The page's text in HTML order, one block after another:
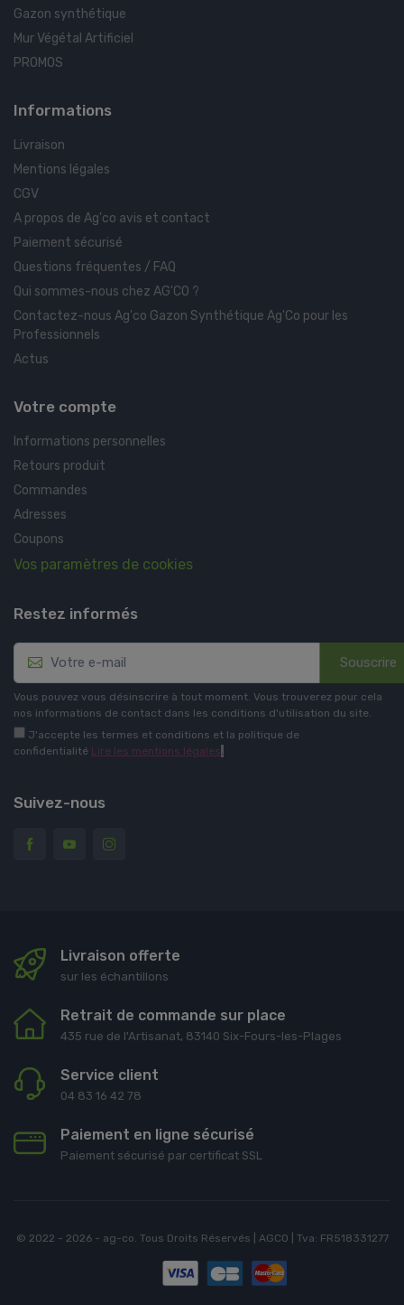
Gazon synthétique
Mur Végétal Artificiel
PROMOS
Informations
Livraison
Mentions légales
CGV
A propos de Ag'co avis et contact
Paiement sécurisé
Questions fréquentes / FAQ
Qui sommes-nous chez AG'CO ?
Contactez-nous Ag'co Gazon Synthétique Ag'Co pour les
Professionnels
Actus
Votre compte
Informations personnelles
Retours produit
Commandes
Adresses
Coupons
Vos paramètres de cookies
Restez informés
Souscrire
Vous pouvez vous désinscrire à tout moment. Vous trouverez pour cela
nos informations de contact dans les conditions d'utilisation du site.
J'accepte les termes et conditions et la politique de
confidentialité Lire les mentions légales
Suivez-nous
Livraison offerte
sur les échantillons
Retrait de commande sur place
435 rue de l'Artisanat, 83140 Six-Fours-les-Plages
Service client
04 83 16 42 78
Paiement en ligne sécurisé
Paiement sécurisé par certificat SSL
© 2022 - 2026 - ag-co. Tous Droits Réservés | AGCO | Tva: FR518331277